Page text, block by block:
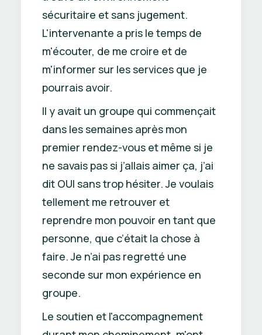
sécuritaire et sans jugement.
L'intervenante a pris le temps de
m'écouter, de me croire et de
m'informer sur les services que je
pourrais avoir.
Il y avait un groupe qui commençait
dans les semaines après mon
premier rendez-vous et même si je
ne savais pas si j’allais aimer ça, j’ai
dit OUI sans trop hésiter. Je voulais
tellement me retrouver et
reprendre mon pouvoir en tant que
personne, que c’était la chose à
faire. Je n’ai pas regretté une
seconde sur mon expérience en
groupe.
Le soutien et l'accompagnement